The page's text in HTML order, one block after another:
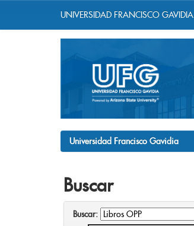
UNIVERSIDAD FRANCISCO GAVIDIA
Universidad Francisco Gavidia
Buscar
Buscar: